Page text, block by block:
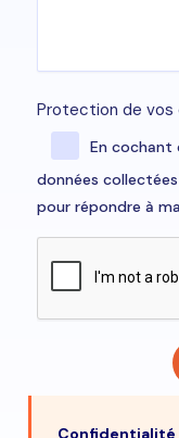
Protection de vos
En cochant
données
pour répondre à
Confidentialité